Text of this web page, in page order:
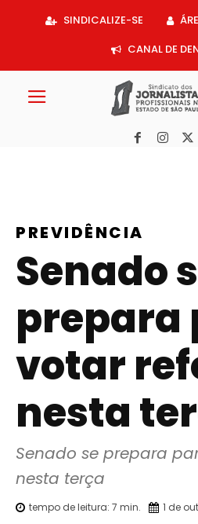
SINDICALIZE-SE
CANAL DE
PREVIDÊNCIA
Senado
prepara
votar
nesta
Senado se prepara
nesta terça
tempo de leitura: 7 min. 1 de